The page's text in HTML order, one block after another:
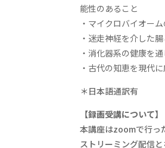
能性のあること
・マイクロバイオー
・迷走神経を介した
・消化器系の健康を
・古代の知恵を現代
＊日本語通訳有
【録画受講について】
本講座はzoomで行っ
ストリーミング配信